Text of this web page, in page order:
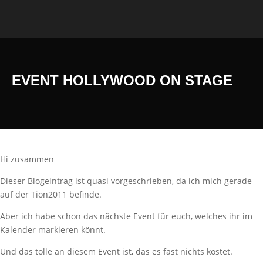
EVENT HOLLYWOOD ON STAGE
Hi zusammen
Dieser Blogeintrag ist quasi vorgeschrieben, da ich mich gerade
auf der Tion2011 befinde.
Aber ich habe schon das nächste Event für euch, welches ihr im
Kalender markieren könnt.
Und das tolle an diesem Event ist, das es fast nichts kostet.